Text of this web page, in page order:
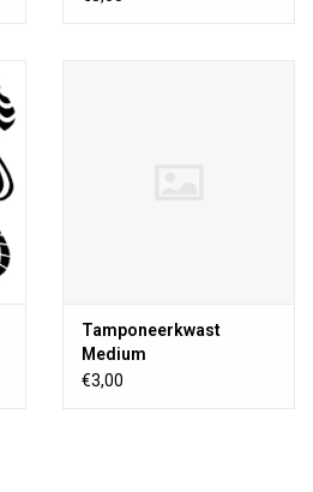
Tamponeerkwast
Medium
€3,00